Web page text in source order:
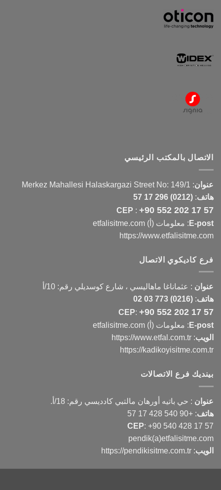
الاتصال بالمكتب الرئيسي
عنوان:
Merkez Mahallesi Halaskargazi Street No: 149/1
هاتف:
(0212) 296 17 57
CEP : +90 552 202 17 57
E-post : معلومات (أ) etfalisitme.com
https://www.etfalisitme.com
فرع كاديكوي الاتصال
عنوان : عثماناغا ماهاليسي ، شارع كوسديلي رقم: 10/أ
هاتف:
(0216) 773 03 02
CEP: +90 552 202 17 57
E-post : معلومات (أ) etfalisitme.com
الويب:
https://www.etfal.com.tr
https://kadikoyisitme.com.tr
بينديك فرع الاتصالات
عنوان : حي باتيه أورهان مالتبي كادديسي رقم: 18/أ.
هاتف:
+90 540 428 17 57
CEP: +90 540 428 17 57
pendik(a)etfalisitme.com
الويب:
https://pendikisitme.com.tr